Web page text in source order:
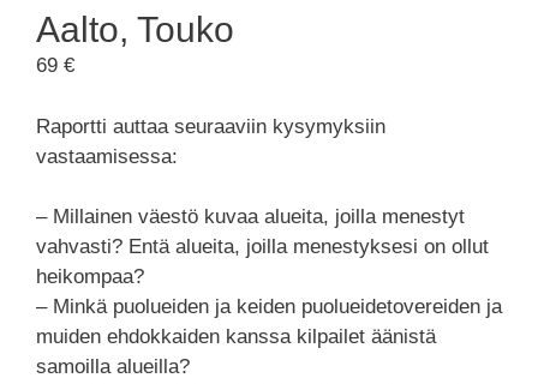
Aalto, Touko
69 €
Raportti auttaa seuraaviin kysymyksiin
vastaamisessa:
– Millainen väestö kuvaa alueita, joilla menestyt
vahvasti? Entä alueita, joilla menestyksesi on ollut
heikompaa?
– Minkä puolueiden ja keiden puolueidetovereiden ja
muiden ehdokkaiden kanssa kilpailet äänistä
samoilla alueilla?